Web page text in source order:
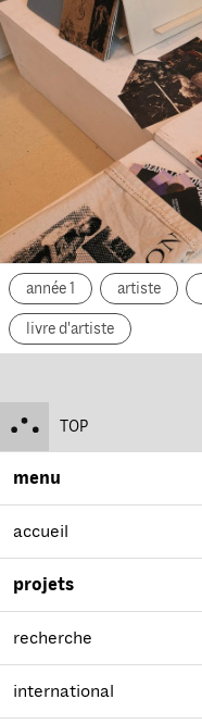
année 1 artiste
livre d'artiste
TOP
menu
accueil
projets
recherche
international